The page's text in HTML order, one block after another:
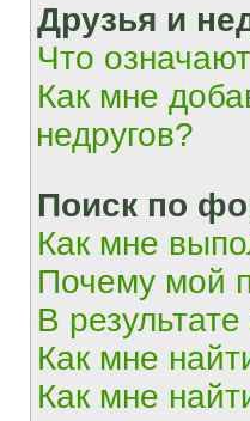
Друзья и
Что
Как мне
недругов?
Поиск по
Как мне
Почему мой
В
Как мне
Как мне